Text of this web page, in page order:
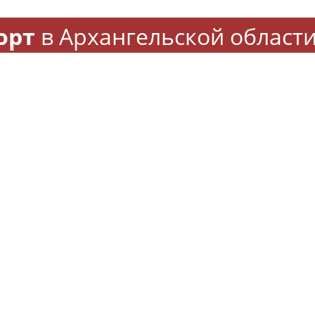
в Архангельской области